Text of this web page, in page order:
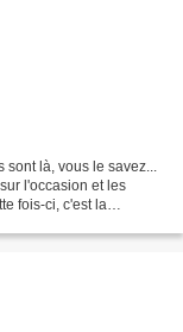
sont là, vous le savez...
l'occasion et les
fois-ci, c'est la